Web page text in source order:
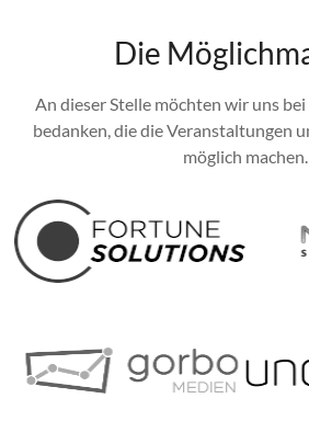
Die
An dieser Stelle möchten wir uns
bedanken, die die Veranstaltungen
möglich machen.